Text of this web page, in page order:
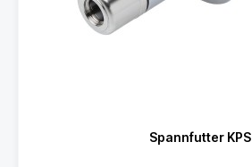
Spannfutter KPS